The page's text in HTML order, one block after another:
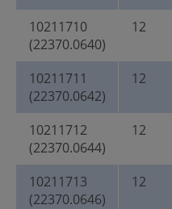
10211710
(22370.0640)
12
10211711
(22370.0642)
12
10211712
(22370.0644)
12
10211713
(22370.0646)
12